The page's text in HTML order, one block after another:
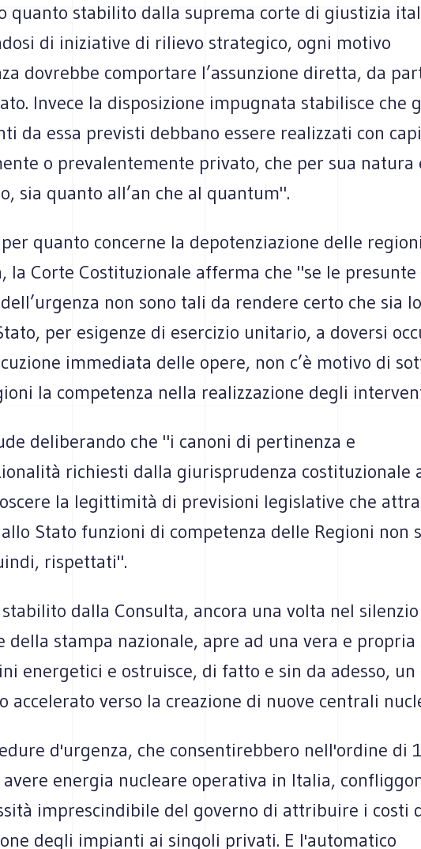
quanto stabilito dalla suprema corte di giustizia
di iniziative di rilievo strategico, ogni motivo
dovrebbe comportare l’assunzione diretta, da
Invece la disposizione impugnata stabilisce che
da essa previsti debbano essere realizzati con
o prevalentemente privato, che per sua natura
sia quanto all’an che al quantum".
quanto concerne la depotenziazione delle
la Corte Costituzionale afferma che "se le presunte
non sono tali da rendere certo che sia lo
per esigenze di esercizio unitario, a doversi
immediata delle opere, non c’è motivo di
la competenza nella realizzazione degli
deliberando che "i canoni di pertinenza e
richiesti dalla giurisprudenza costituzionale
la legittimità di previsioni legislative che
Stato funzioni di competenza delle Regioni non
rispettati".
dalla Consulta, ancora una volta nel
della stampa nazionale, apre ad una vera e propria
energetici e ostruisce, di fatto e sin da adesso, un
accelerato verso la creazione di nuove centrali
d'urgenza, che consentirebbero nell'ordine di
energia nucleare operativa in Italia,
imprescindibile del governo di attribuire i costi
degli impianti ai singoli privati. E l'automatico